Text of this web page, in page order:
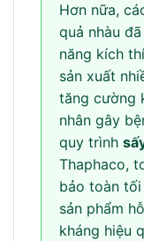
Hơn nữa,
quả nhàu
năng kích
sản xuất
tăng cường
nhân gây
quy trình
Thaphaco,
bảo toàn
sản phẩm
kháng hiệu